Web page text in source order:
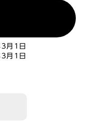
月1日
月1日